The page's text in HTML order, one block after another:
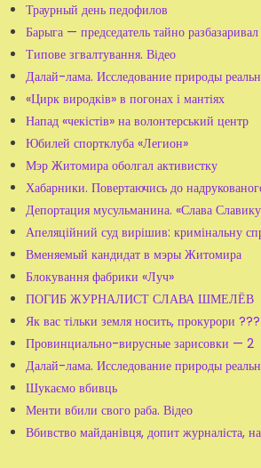
Траурный день педофилов
Барыга — председатель тайно
Типове згвалтування. Відео
Далай-лама. Исследование природы
«Цирк виродків» в погонах і мантіях
Напад «чекістів» на волонтерський центр
Юбилей спортклуба «Легион»
Мэр Житомира оболгал активистку
Хабарники. Повертаючись до
Депортация мусульманина. «Слава
Апеляційний суд вирішив: кримінальну
Вменяемый кандидат в мэры Житомира
Блокування фабрики «Луч»
ПОГИБ ЖУРНАЛИСТ СЛАВА ШМЕЛЁВ
Як вас тільки земля носить, прокурори ???
Провинциально-вирусные зарисовки — 2
Далай-лама. Исследование природы
Шукаємо вбивць
Менти вбили свого раба. Відео
Вбивство майданівця, допит журналіста,